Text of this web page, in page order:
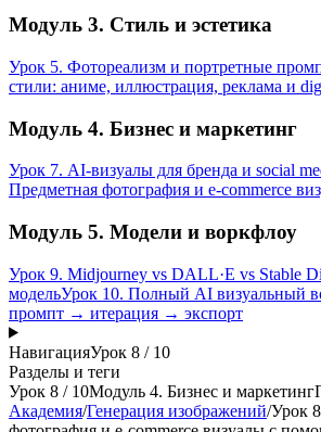
Модуль 3. Стиль и эстетика
Урок 5. Фотореализм и портретные
стили: аниме, иллюстрация, реклама и
Модуль 4. Бизнес и маркетинг
Урок 7. AI-визуалы для бренда и social
Предметная фотография и e-commerce
Модуль 5. Модели и воркфлоу
Урок 9. Midjourney vs DALL·E vs Stable
модельУрок 10. Полный AI визуальный
промпт → итерация → экспорт
НавигацияУрок 8 / 10
Разделы и теги
Урок 8 / 10Модуль 4. Бизнес и маркетинг
Академия/Генерация изображений/Урок